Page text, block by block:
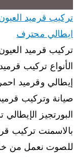
ايطالي محترف
تركيب قرميد
الأنواع تركيب
إيطالي وقرميد
صيانة وتركيب
البورتجيز
بالاسمنت تركيب
للصوت نعمل من